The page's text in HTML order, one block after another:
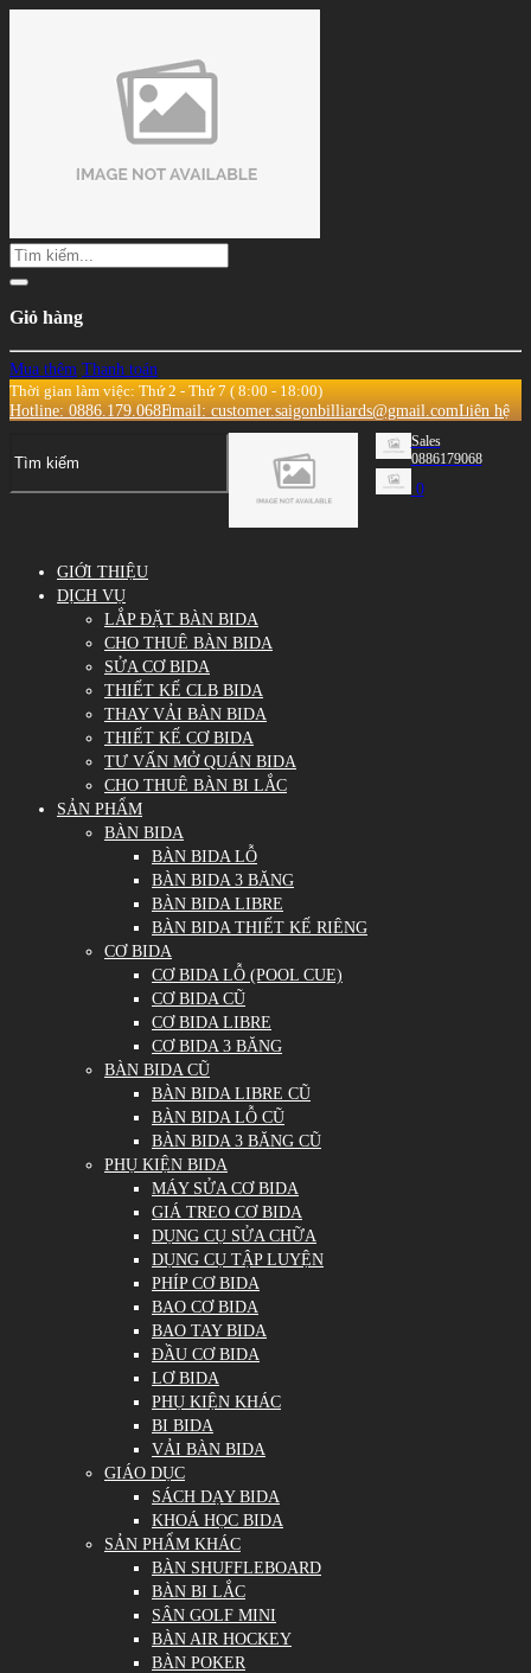
Giỏ hàng
Mua thêm Thanh toán
Thời gian làm việc: Thứ 2 - Thứ 7 ( 8:00 - 18:00)
Hotline: 0886.179.068Email: customer.saigonbilliards@gmail.comLiên hệ
Sales
0886179068
0
GIỚI THIỆU
DỊCH VỤ
LẮP ĐẶT BÀN BIDA
CHO THUÊ BÀN BIDA
SỬA CƠ BIDA
THIẾT KẾ CLB BIDA
THAY VẢI BÀN BIDA
THIẾT KẾ CƠ BIDA
TƯ VẤN MỞ QUÁN BIDA
CHO THUÊ BÀN BI LẮC
SẢN PHẨM
BÀN BIDA
BÀN BIDA LỖ
BÀN BIDA 3 BĂNG
BÀN BIDA LIBRE
BÀN BIDA THIẾT KẾ RIÊNG
CƠ BIDA
CƠ BIDA LỖ (POOL CUE)
CƠ BIDA CŨ
CƠ BIDA LIBRE
CƠ BIDA 3 BĂNG
BÀN BIDA CŨ
BÀN BIDA LIBRE CŨ
BÀN BIDA LỖ CŨ
BÀN BIDA 3 BĂNG CŨ
PHỤ KIỆN BIDA
MÁY SỬA CƠ BIDA
GIÁ TREO CƠ BIDA
DỤNG CỤ SỬA CHỮA
DỤNG CỤ TẬP LUYỆN
PHÍP CƠ BIDA
BAO CƠ BIDA
BAO TAY BIDA
ĐẦU CƠ BIDA
LƠ BIDA
PHỤ KIỆN KHÁC
BI BIDA
VẢI BÀN BIDA
GIÁO DỤC
SÁCH DẠY BIDA
KHOÁ HỌC BIDA
SẢN PHẨM KHÁC
BÀN SHUFFLEBOARD
BÀN BI LẮC
SÂN GOLF MINI
BÀN AIR HOCKEY
BÀN POKER